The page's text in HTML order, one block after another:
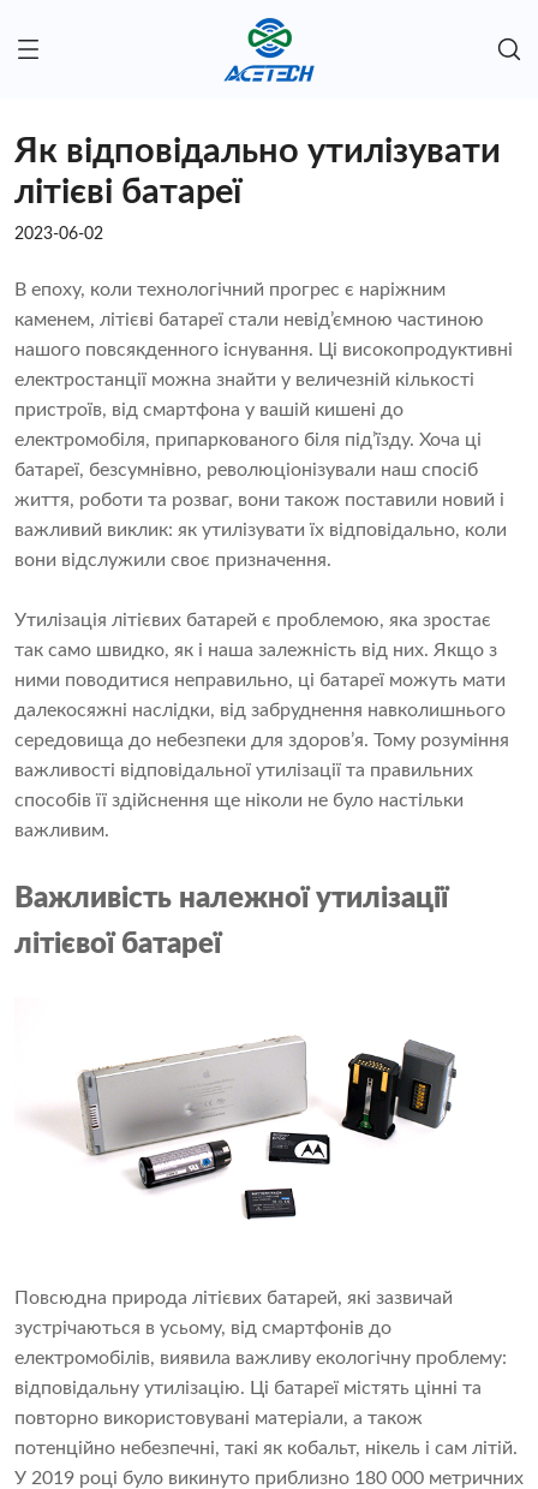
Як відповідально утилізувати
літієві батареї
2023-06-02
В епоху, коли технологічний прогрес є наріжним
каменем, літієві батареї стали невід’ємною частиною
нашого повсякденного існування. Ці високопродуктивні
електростанції можна знайти у величезній кількості
пристроїв, від смартфона у вашій кишені до
електромобіля, припаркованого біля під’їзду. Хоча ці
батареї, безсумнівно, революціонізували наш спосіб
життя, роботи та розваг, вони також поставили новий і
важливий виклик: як утилізувати їх відповідально, коли
вони відслужили своє призначення.
Утилізація літієвих батарей є проблемою, яка зростає
так само швидко, як і наша залежність від них. Якщо з
ними поводитися неправильно, ці батареї можуть мати
далекосяжні наслідки, від забруднення навколишнього
середовища до небезпеки для здоров’я. Тому розуміння
важливості відповідальної утилізації та правильних
способів її здійснення ще ніколи не було настільки
важливим.
Важливість належної утилізації
літієвої батареї
Повсюдна природа літієвих батарей, які зазвичай
зустрічаються в усьому, від смартфонів до
електромобілів, виявила важливу екологічну проблему:
відповідальну утилізацію. Ці батареї містять цінні та
повторно використовувані матеріали, а також
потенційно небезпечні, такі як кобальт, нікель і сам літій.
У 2019 році було викинуто приблизно 180 000 метричних